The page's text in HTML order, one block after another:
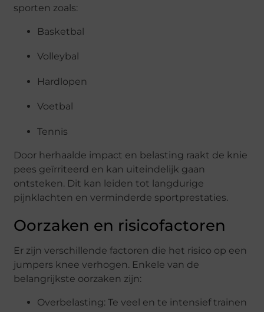
sporten zoals:
Basketbal
Volleybal
Hardlopen
Voetbal
Tennis
Door herhaalde impact en belasting raakt de knie
pees geïrriteerd en kan uiteindelijk gaan
ontsteken. Dit kan leiden tot langdurige
pijnklachten en verminderde sportprestaties.
Oorzaken en risicofactoren
Er zijn verschillende factoren die het risico op een
jumpers knee verhogen. Enkele van de
belangrijkste oorzaken zijn:
Overbelasting: Te veel en te intensief trainen